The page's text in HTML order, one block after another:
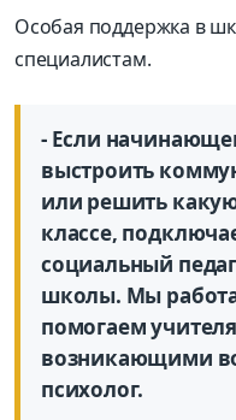
Особая поддержка в
специалистам.
- Если
выстроить
или решить
классе,
социальный
школы. Мы
помогаем
возникающими
психолог.